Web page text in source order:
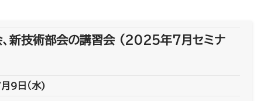
、新技術部会の講習会 (2025年7月セミナ
9日（水)